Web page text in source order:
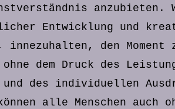
Entwicklung und
den Moment
dem Druck des
des individuellen
alle Menschen auch